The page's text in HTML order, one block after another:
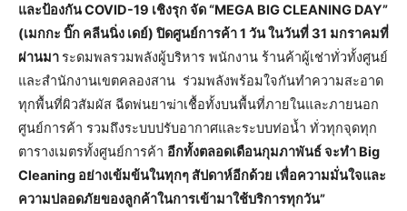
และป้องกัน COVID-19 เชิงรุก จัด “MEGA BIG CLEANING DAY”
(เมกกะ บิ๊ก คลีนนิ่ง เดย์) ปิดศูนย์การค้า 1 วัน ในวันที่ 31 มกราคมที่
ผ่านมา ระดมพลรวมพลังผู้บริหาร พนักงาน ร้านค้าผู้เช่าทั่วทั้งศูนย์
และสำนักงานเขตคลองสาน ร่วมพลังพร้อมใจกันทำความสะอาด
ทุกพื้นที่ผิวสัมผัส ฉีดพ่นยาฆ่าเชื้อทั้งบนพื้นที่ภายในและภายนอก
ศูนย์การค้า รวมถึงระบบปรับอากาศและระบบท่อน้ำ ทั่วทุกจุดทุก
ตารางเมตรทั้งศูนย์การค้า อีกทั้งตลอดเดือนกุมภาพันธ์ จะทำ Big
Cleaning อย่างเข้มข้นในทุกๆ สัปดาห์อีกด้วย เพื่อความมั่นใจและ
ความปลอดภัยของลูกค้าในการเข้ามาใช้บริการทุกวัน”